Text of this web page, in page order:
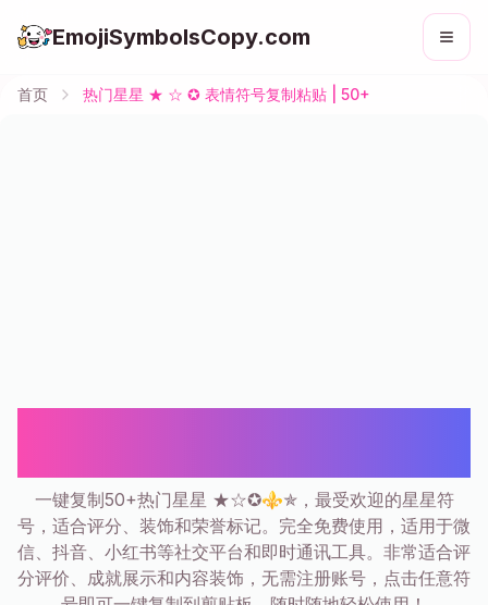
EmojiSymbolsCopy.com
首页 热门星星 ★ ☆ ✪ 表情符号复制粘贴 | 50+
一键复制50+热门星星 ★☆✪⚜✯，最受欢迎的星星符
号，适合评分、装饰和荣誉标记。完全免费使用，适用于微
信、抖音、小红书等社交平台和即时通讯工具。非常适合评
分评价、成就展示和内容装饰，无需注册账号，点击任意符